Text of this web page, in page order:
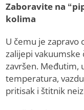
Zaboravite na
kolima
U čemu je zapravo
zalijepi vakuumske
završen. Međutim,
temperatura,
pritisak i štitnik